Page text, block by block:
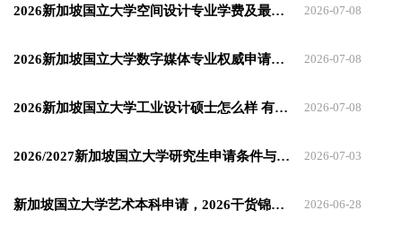
✅其他材料：
展示对该领域的了解、预期的研究方法和简要的参考文献。
⭕艺术与文化创业硕士
✅专业简介：
聚焦亚洲文化产业、内容经济、公共艺术与创意管理，旨在培
2026新加坡国立大学空间设计专业学费及最新申请条件详情 2026-07-08
2026新加坡国立大学数字媒体专业权威申请指南 2026-07-08
2026新加坡国立大学工业设计硕士怎么样 有哪些优势 2026-07-08
2026/2027新加坡国立大学研究生申请条件与时间全解析 2026-07-03
新加坡国立大学艺术本科申请，2026干货锦集！ 2026-06-28